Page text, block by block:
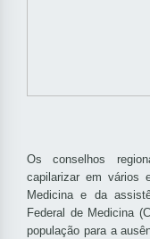
Os conselhos
capilarizar em vários
Medicina e da
Federal de Medicina
população para a